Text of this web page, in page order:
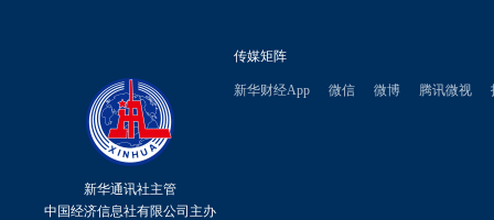
新华通讯社主管
中国经济信息社有限公司主办
传媒矩阵
新华财经App 微信 微博 腾讯微视